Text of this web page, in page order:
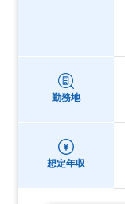
勤務地
想定年収